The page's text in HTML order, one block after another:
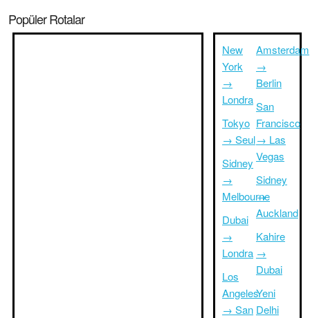
Popüler Rotalar
New
York
→
Londra
Tokyo
→ Seul
Sidney
→
Melbourne
Dubai
→
Londra
Los
Angeles
→ San
Amsterdam
→
Berlin
San
Francisco
→ Las
Vegas
Sidney
→
Auckland
Kahire
→
Dubai
Yeni
Delhi